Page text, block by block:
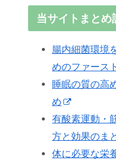
当サイトまとめ
腸内細菌環境
めのファース
睡眠の質の高
め
有酸素運動・
方と効果のま
体に必要な栄